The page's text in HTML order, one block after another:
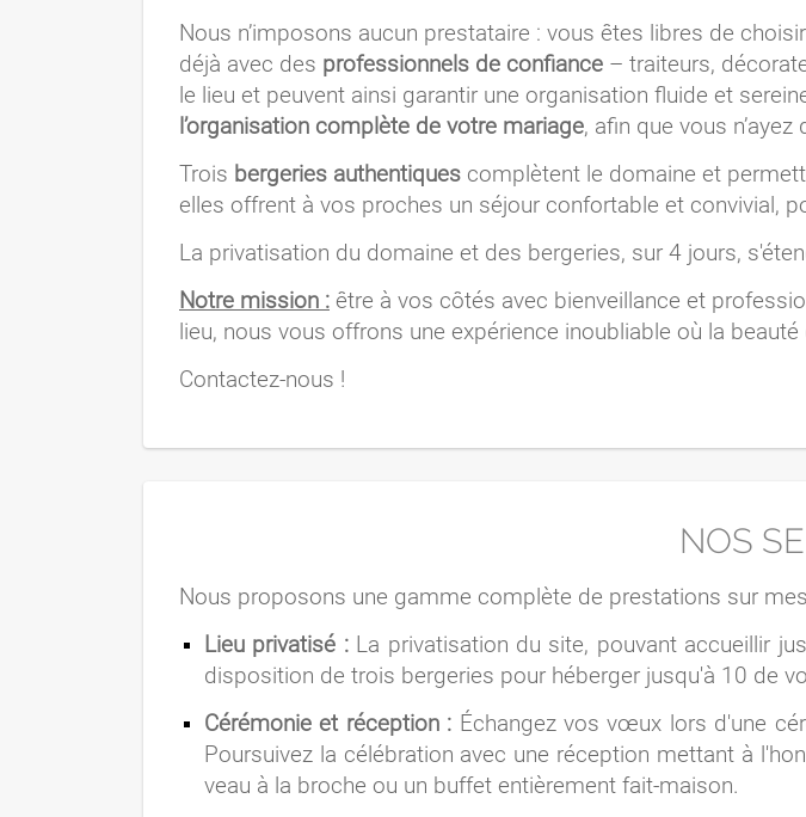
Nous n’imposons aucun prestataire : vous êtes libres de
déjà avec des professionnels de confiance – traiteurs,
le lieu et peuvent ainsi garantir une organisation fluide et
l’organisation complète de votre mariage, afin que vous
Trois bergeries authentiques complètent le domaine et
elles offrent à vos proches un séjour confortable et convivial,
La privatisation du domaine et des bergeries, sur 4 jours,
Notre mission : être à vos côtés avec bienveillance et
lieu, nous vous offrons une expérience inoubliable où la
Contactez-nous !
NOS
Nous proposons une gamme complète de prestations sur
Lieu privatisé :La privatisation du site, pouvant accueillir
disposition de trois bergeries pour héberger jusqu'à 10 de
Cérémonie et réception : Échangez vos vœux lors d'une
Poursuivez la célébration avec une réception mettant à
veau à la broche ou un buffet entièrement fait-maison.